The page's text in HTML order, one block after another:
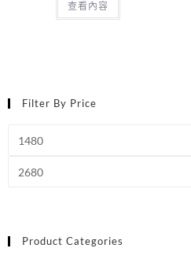
Filter By Price
Product Categories
查看內容